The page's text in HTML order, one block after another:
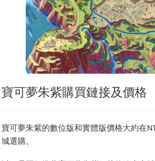
寶可夢朱紫購買鏈接及價格
寶可夢朱紫的數位版和實體版價格大約在
城選購。